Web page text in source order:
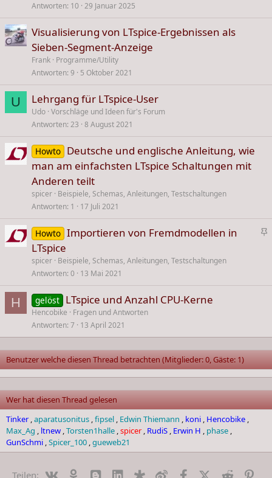
Antworten 10 29 Januar 2025
Visualisierung von LTspice-Ergebnissen als
Sieben-Segment-Anzeige
Frank Programme/Utility
Antworten 9 5 Oktober 2021
U Lehrgang für LTspice-User
Udo Vorschläge und Ideen für's Forum
Antworten 23 8 August 2021
Howto Deutsche und englische Anleitung, wie
man am einfachsten LTspice Schaltungen mit
Anderen teilt
spicer Beispiele, Schemas, Anleitungen, Testschaltungen
Antworten 1 17 Juli 2021
A
p
t
Howto Importieren von Fremdmodellen in
LTspice
spicer Beispiele, Schemas, Anleitungen, Testschaltungen
Antworten 0 13 Mai 2021
H gelöst LTspice und Anzahl CPU-Kerne
Hencobike
Fragen und Antworten
Antworten 7 13 April 2021
Benutzer welche diesen Thread betrachten (Mitglieder: 0, Gäste: 1)
Wer hat diesen Thread gelesen
Tinker aparatusonitus fipsel Edwin Thiemann koni Hencobike
Max_Ag
ltnew Torsten1halle spicer RudiS Erwin H
phase
GunSchmi Spicer_100 gueweb21
Teilen: Ok BloggerLinked InDiaspora
Weibo FacebookX (Twitter)
Reddit